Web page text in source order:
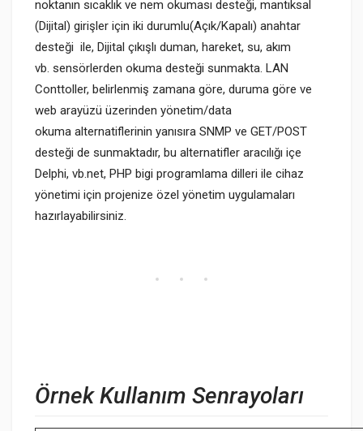
noktanın sıcaklık ve nem okuması desteği, mantıksal
(Dijital) girişler için iki durumlu(Açık/Kapalı) anahtar
desteği ile, Dijital çıkışlı duman, hareket, su, akım
vb. sensörlerden okuma desteği sunmakta. LAN
Conttoller, belirlenmiş zamana göre, duruma göre ve
web arayüzü üzerinden yönetim/data
okuma alternatiflerinin yanısıra SNMP ve GET/POST
desteği de sunmaktadır, bu alternatifler aracılığı içe
Delphi, vb.net, PHP bigi programlama dilleri ile cihaz
yönetimi için projenize özel yönetim uygulamaları
hazırlayabilirsiniz.
Örnek Kullanım Senrayoları